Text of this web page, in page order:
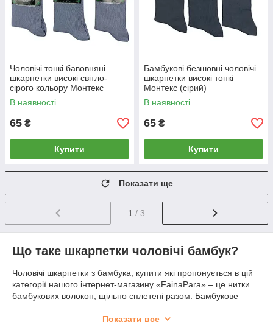
Чоловічі тонкі бавовняні
шкарпетки високі світло-
сірого кольору Монтекс
В наявності
65 ₴
Купити
Бамбукові безшовні чоловічі
шкарпетки високі тонкі
Монтекс (сірий)
В наявності
65 ₴
Купити
Показати ще
1 / 3
Що таке шкарпетки чоловічі бамбук?
Чоловічі шкарпетки з бамбука, купити які пропонується в цій
категорії нашого інтернет-магазину «FainaPara» – це нитки
бамбукових волокон, щільно сплетені разом. Бамбукове
одягу, однак, для справжнього комфорту слід шукати більш
Показати все